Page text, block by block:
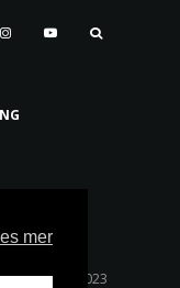
& Dag 2023
mer